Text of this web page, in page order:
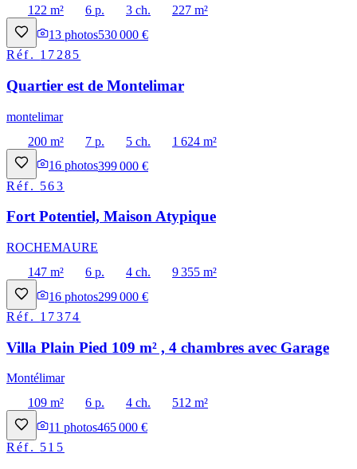
122 m²
6 p. 3 ch.
227 m²
13 photos530 000 €
Réf. 17285
Quartier est de Montelimar
montelimar
200 m²
7 p. 5 ch.
1 624 m²
16 photos399 000 €
Réf. 563
Fort Potentiel, Maison Atypique
ROCHEMAURE
147 m²
6 p. 4 ch.
9 355 m²
16 photos299 000 €
Réf. 17374
Villa Plain Pied 109 m² , 4 chambres avec Garage
Montélimar
109 m²
6 p. 4 ch.
512 m²
11 photos465 000 €
Réf. 515